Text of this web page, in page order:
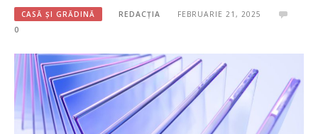
CASĂ ȘI GRĂDINĂ REDACȚIA
FEBRUARIE 21, 2025
0